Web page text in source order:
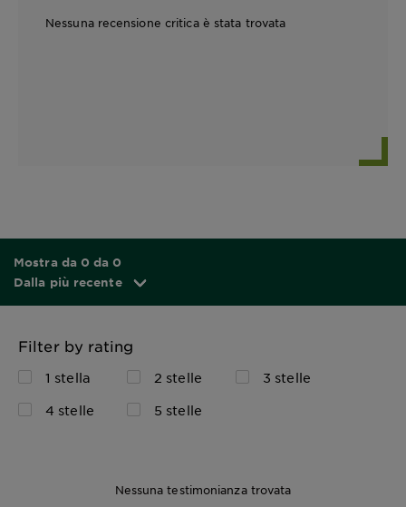
Nessuna recensione critica è stata trovata
Mostra da 0 da 0
Dalla più recente
Filter by rating
1 stella 2 stelle
3 stelle
4 stelle
5 stelle
Nessuna testimonianza trovata